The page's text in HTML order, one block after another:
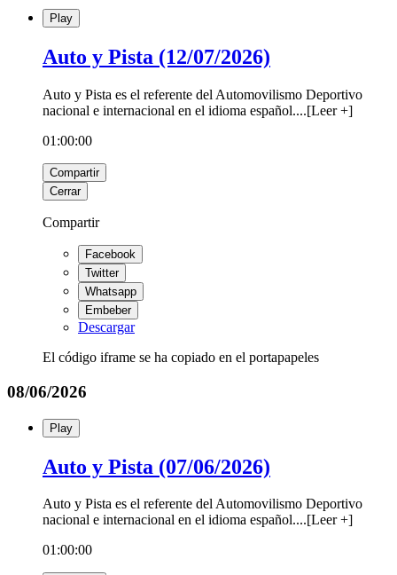
Play
Auto y Pista (12/07/2026)
Auto y Pista es el referente del Automovilismo Deportivo
nacional e internacional en el idioma español....[Leer +]
01:00:00
Compartir
Cerrar
Compartir
Facebook
Twitter
Whatsapp
Embeber
Descargar
El código iframe se ha copiado en el portapapeles
08/06/2026
Play
Auto y Pista (07/06/2026)
Auto y Pista es el referente del Automovilismo Deportivo
nacional e internacional en el idioma español....[Leer +]
01:00:00